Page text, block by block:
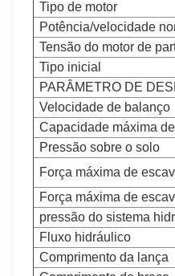
Tipo de motor
Potência/velocidade
Tensão do motor de
Tipo inicial
PARÂMETRO DE
Velocidade de balanço
Capacidade máxima
Pressão sobre o solo
Força máxima de
Força máxima de
pressão do sistema
Fluxo hidráulico
Comprimento da lança